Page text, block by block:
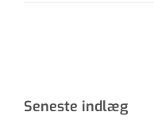
Seneste indlæg